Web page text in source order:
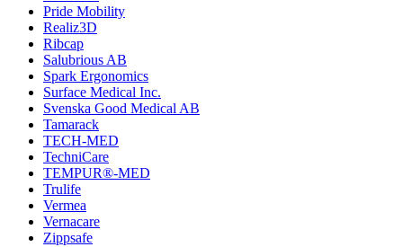
Pride Mobility
Realiz3D
Ribcap
Salubrious AB
Spark Ergonomics
Surface Medical Inc.
Svenska Good Medical AB
Tamarack
TECH-MED
TechniCare
TEMPUR®-MED
Trulife
Vermea
Vernacare
Zippsafe